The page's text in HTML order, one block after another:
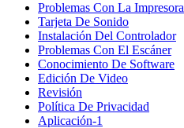
Problemas Con La Impresora
Tarjeta De Sonido
Instalación Del Controlador
Problemas Con El Escáner
Conocimiento De Software
Edición De Video
Revisión
Política De Privacidad
Aplicación-1